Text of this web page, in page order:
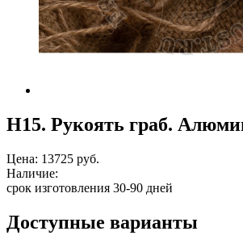
Н15. Рукоять граб.
Цена: 13725 руб.
Наличие:
срок изготовления 30-90 дней
Доступные варианты